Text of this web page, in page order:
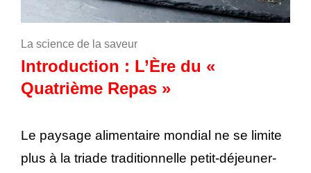
La science de la saveur
Introduction : L’Ère du «
Quatrième Repas »
Le paysage alimentaire mondial ne se limite
plus à la triade traditionnelle petit-déjeuner-